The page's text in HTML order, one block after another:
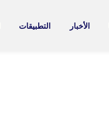
التطبيقات الأخبار